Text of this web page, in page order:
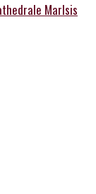
MarIsis